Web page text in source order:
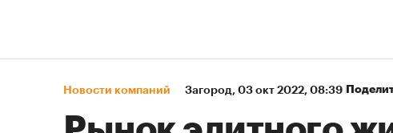
Новости компаний Загород⁠, 03 окт 2022, 08:39